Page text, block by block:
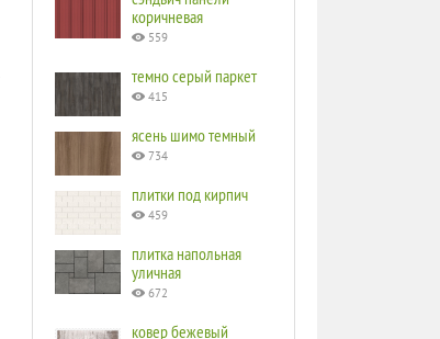
коричневая
559
темно серый паркет
415
ясень шимо темный
734
плитки под кирпич
459
плитка напольная
уличная
672
ковер бежевый